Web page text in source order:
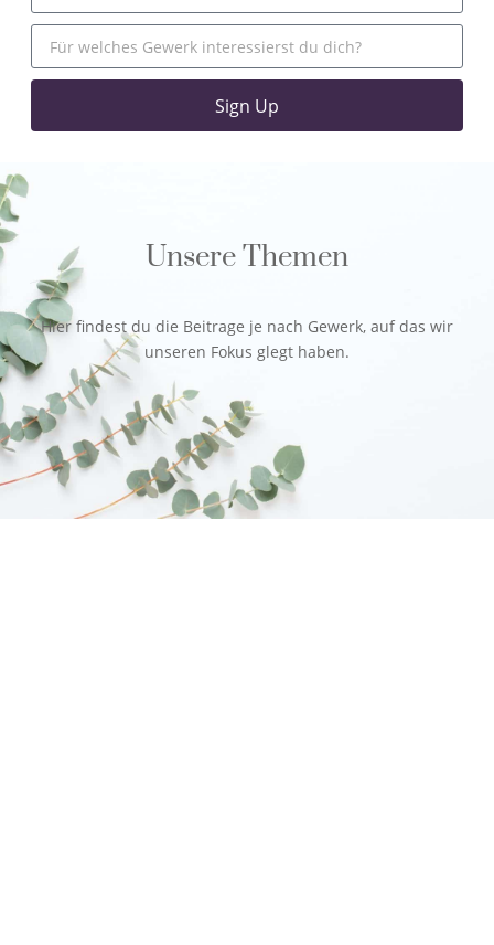
Sign Up
Unsere Themen
Hier findest du die Beitrage je nach Gewerk, auf das wir
unseren Fokus glegt haben.